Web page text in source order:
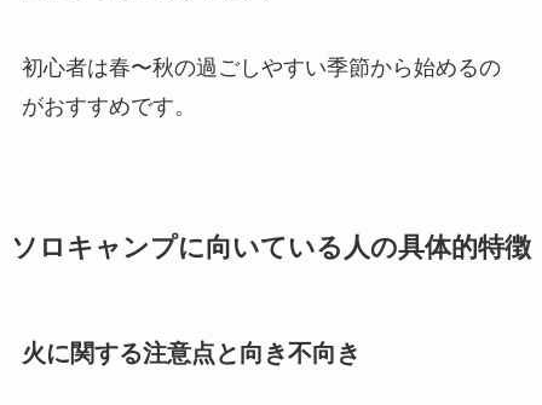
初心者は春〜秋の過ごしやすい季節から始めるの
がおすすめです。
ソロキャンプに向いている人の具体的特徴
火に関する注意点と向き不向き